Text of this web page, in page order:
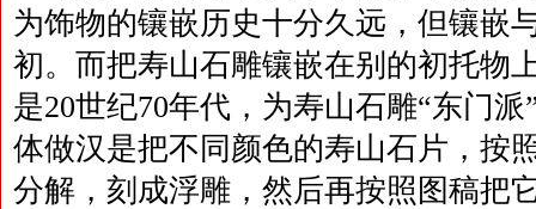
为饰物的镶嵌历史十分久远，但镶嵌
初。而把寿山石雕镶嵌在别的初托物
是20世纪70年代，为寿山石雕“东门
体做汉是把不同颜色的寿山石片，按
分解，刻成浮雕，然后再按照图稿把